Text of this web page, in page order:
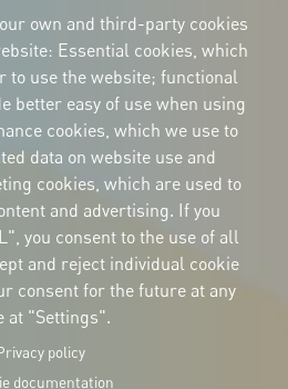
IDENTITY
Download
and the manual
NEWSLETTER
CONTACT
Carrer Avinyó, 15
08002 Barcelona
own and third-party cookies
Essential cookies, which
to use the website; functional
better easy of use when using
cookies, which we use to
data on website use and
cookies, which are used to
and advertising. If you
you consent to the use of all
and reject individual cookie
consent for the future at any
at "Settings".
policy
documentation